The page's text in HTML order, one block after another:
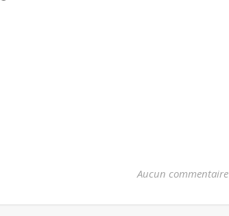
Aucun commentaire